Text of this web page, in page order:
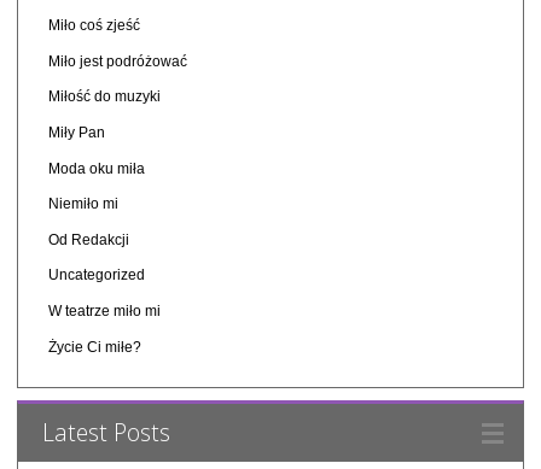
Miło coś zjeść
Miło jest podróżować
Miłość do muzyki
Miły Pan
Moda oku miła
Niemiło mi
Od Redakcji
Uncategorized
W teatrze miło mi
Życie Ci miłe?
Latest Posts